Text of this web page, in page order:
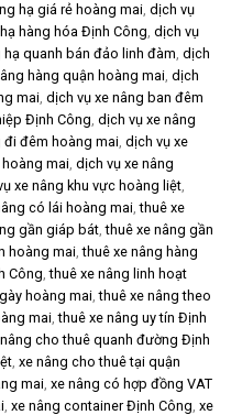
hạ giá rẻ hoàng mai dịch vụ
hàng hóa Định Công dịch vụ
hạ quanh bán đảo linh đàm dịch
hàng quận hoàng mai dịch
mai dịch vụ xe nâng ban đêm
Định Công dịch vụ xe nâng
đi đêm hoàng mai dịch vụ xe
mai dịch vụ xe nâng
xe nâng khu vực hoàng liệt
có lái hoàng mai ,thuê xe
gần giáp bát ,thuê xe nâng gần
hoàng mai ,thuê xe nâng hàng
Công ,thuê xe nâng linh hoạt
hoàng mai ,thuê xe nâng theo
mai ,thuê xe nâng uy tín Định
cho thuê quanh đường Định
xe nâng cho thuê tại quận
mai xe nâng có hợp đồng VAT
xe nâng container Định Công xe